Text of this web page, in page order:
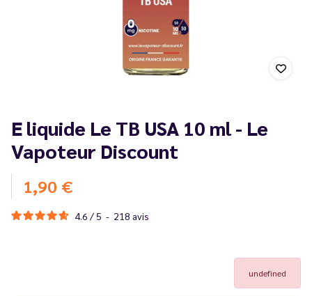
E liquide Le TB USA 10 ml - Le
Vapoteur Discount
1,90 €
4.6 / 5 - 218 avis
undefined